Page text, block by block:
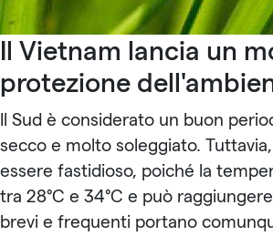
Il Vietnam lancia un
protezione
Il Sud è considerato un buon
secco e molto soleggiato.
essere fastidioso, poiché la
tra 28°C e 34°C e può raggiungere
brevi e frequenti portano